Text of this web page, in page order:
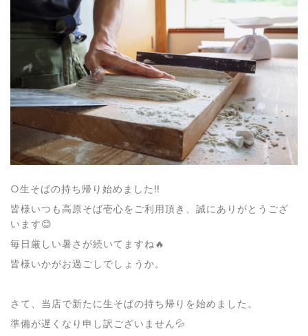
○生そばの持ち帰り始めました‼️
皆様いつも高原そば壱心をご利用頂き、誠にありがとうござ
います😊
毎日厳しい暑さが続いてますね🔥
皆様いかがお過ごしでしょうか。
さて、当店で新たに生そばの持ち帰りを始めました。
準備が遅くなり申し訳ございません💦